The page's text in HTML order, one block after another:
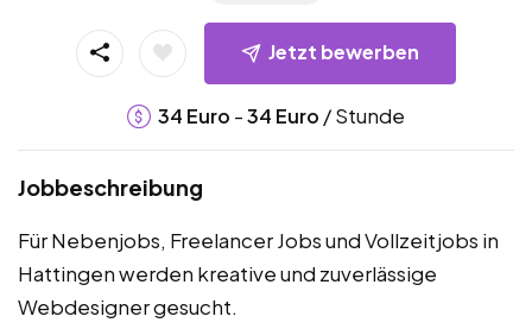
Jetzt bewerben
34 Euro -34 Euro / Stunde
Jobbeschreibung
Für Nebenjobs, Freelancer Jobs und Vollzeitjobs in
Hattingen werden kreative und zuverlässige
Webdesigner gesucht.